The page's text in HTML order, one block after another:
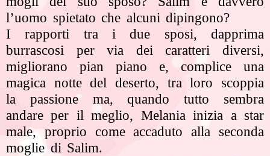
l’uomo spietato che alcuni dipingono?
I rapporti tra i due sposi, dapprima
burrascosi per via dei caratteri diversi,
migliorano pian piano e, complice una
magica notte del deserto, tra loro scoppia
la passione ma, quando tutto sembra
andare per il meglio, Melania inizia a star
male, proprio come accaduto alla seconda
moglie di Salim.